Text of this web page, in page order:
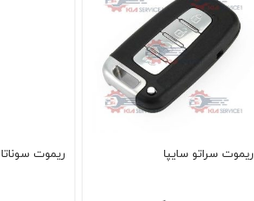
ریموت سراتو سایپا ریموت سوناتا YF